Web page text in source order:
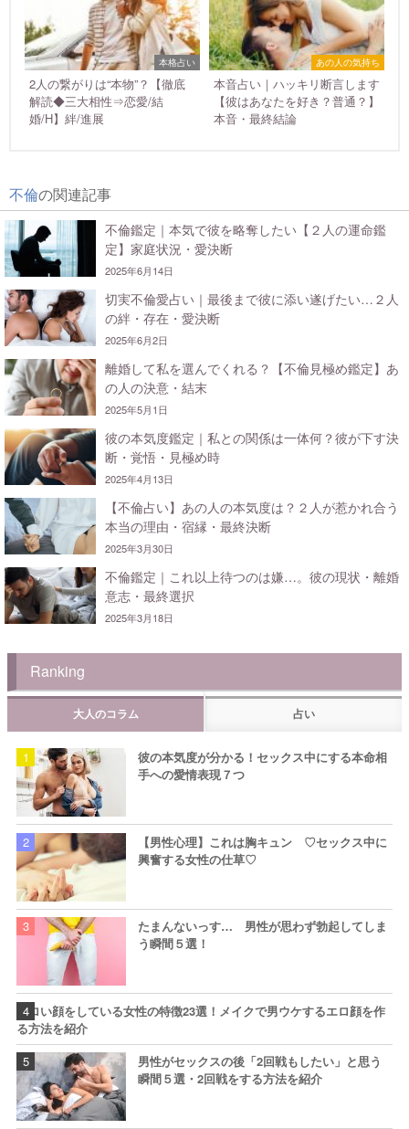
本格占い
2人の繋がりは“本物”？【徹底
解読◆三大相性⇒恋愛/結
婚/H】絆/進展
あの人の気持ち
本音占い｜ハッキリ断言します
【彼はあなたを好き？普通？】
本音・最終結論
不倫の関連記事
不倫鑑定｜本気で彼を略奪したい【２人の運命鑑
定】家庭状況・愛決断
2025年6月14日
切実不倫愛占い｜最後まで彼に添い遂げたい…２人
の絆・存在・愛決断
2025年6月2日
離婚して私を選んでくれる？【不倫見極め鑑定】あ
の人の決意・結末
2025年5月1日
彼の本気度鑑定｜私との関係は一体何？彼が下す決
断・覚悟・見極め時
2025年4月13日
【不倫占い】あの人の本気度は？２人が惹かれ合う
本当の理由・宿縁・最終決断
2025年3月30日
不倫鑑定｜これ以上待つのは嫌…。彼の現状・離婚
意志・最終選択
2025年3月18日
Ranking
大人のコラム 占い
彼の本気度が分かる！セックス中にする本命相
手への愛情表現７つ
【男性心理】これは胸キュン ♡セックス中に
興奮する女性の仕草♡
たまんないっす… 男性が思わず勃起してしま
う瞬間５選！
エロい顔をしている女性の特徴23選！メイクで男ウケするエロ顔を作
る方法を紹介
男性がセックスの後「2回戦もしたい」と思う
瞬間５選・2回戦をする方法を紹介